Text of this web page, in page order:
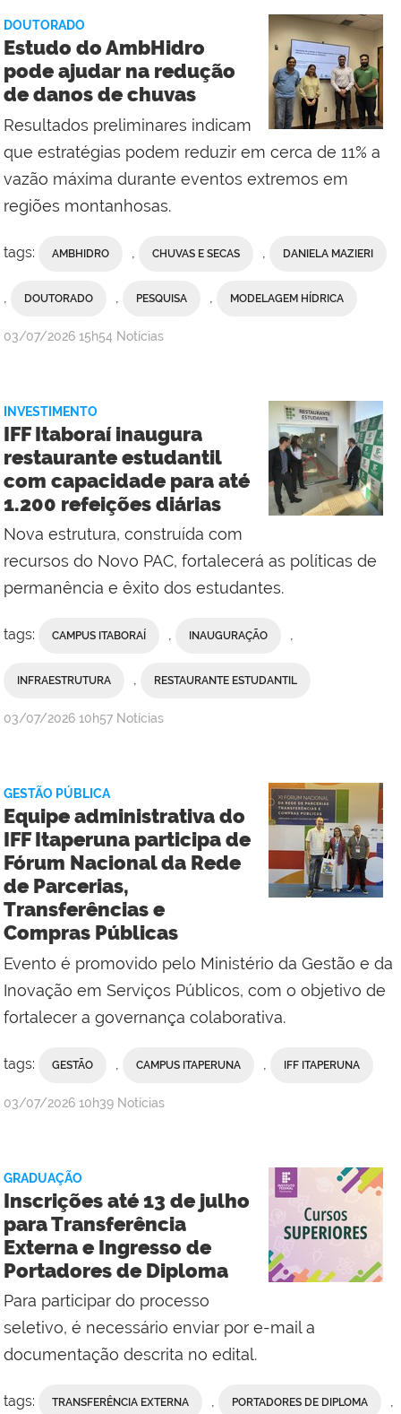
Comunicação
Social
do
Campus
Bom
do
Itabapoana
DOUTORADO
Estudo do AmbHidro
pode ajudar na redução
de danos de chuvas
Resultados preliminares indicam
que estratégias podem reduzir em cerca de 11% a
vazão máxima durante eventos extremos em
regiões montanhosas.
tags: AMBHIDRO CHUVAS E SECAS DANIELA MAZIERI
DOUTORADO PESQUISA MODELAGEM HÍDRICA
por
Social
do
Campus
Campos
Centro
publicado
03/07/2026 15h54 Notícias
INVESTIMENTO
IFF Itaboraí inaugura
restaurante estudantil
com capacidade para até
1.200 refeições diárias
Nova estrutura, construída com
recursos do Novo PAC, fortalecerá as políticas de
permanência e êxito dos estudantes.
tags: CAMPUS ITABORAÍ , INAUGURAÇÃO ,
INFRAESTRUTURA , RESTAURANTE ESTUDANTIL
por
Social
do
Campus
Bom
Jesus
do
Itabapoana
publicado
03/07/2026 10h57 Notícias
GESTÃO PÚBLICA
Equipe administrativa do
IFF Itaperuna participa de
Fórum Nacional da Rede
de Parcerias,
Transferências e
Compras Públicas
Evento é promovido pelo Ministério da Gestão e da
Inovação em Serviços Públicos, com o objetivo de
fortalecer a governança colaborativa.
tags: GESTÃO CAMPUS ITAPERUNA IFF ITAPERUNA
por
da
Comunicação
Social
do
Campus
Itaperuna
publicado
03/07/2026 10h39 Notícias
GRADUAÇÃO
Inscrições até 13 de julho
para Transferência
Externa e Ingresso de
Portadores de Diploma
Para participar do processo
seletivo, é necessário enviar por e-mail a
documentação descrita no edital.
tags: TRANSFERÊNCIA EXTERNA , PORTADORES DE DIPLOMA ,